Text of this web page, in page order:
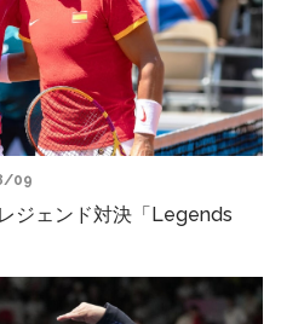
09
ジェンド対決「Legends